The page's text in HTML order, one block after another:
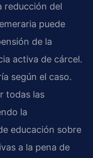
reducción del
puede
de la
activa de cárcel.
según el caso.
todas las
la
educación sobre
a la pena de